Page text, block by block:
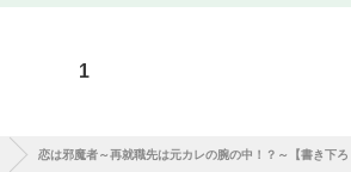
1
恋は邪魔者～再就職先は元カレの腕の中！？～【書き下